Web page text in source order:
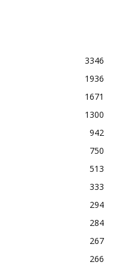
3346
1936
1671
1300
942
750
513
333
294
284
267
266